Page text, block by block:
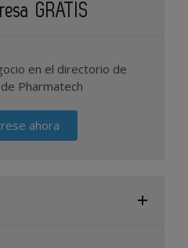
GRATIS
en el directorio de
Pharmatech
ahora